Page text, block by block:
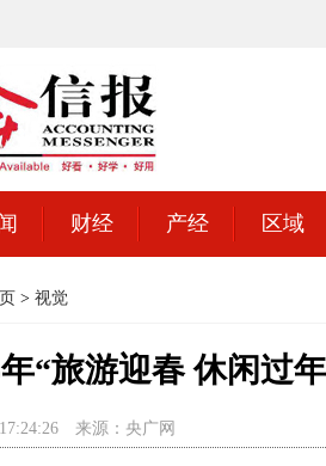
财经 产经 区域
> 视觉
年“旅游迎春 休闲过
来源：央广网